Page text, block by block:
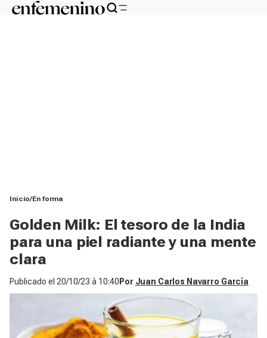
Inicio En forma
Golden Milk: El tesoro de la India
para una piel radiante y una mente
clara
Publicado el 20/10/23 à 10:40 Por Juan Carlos Navarro García